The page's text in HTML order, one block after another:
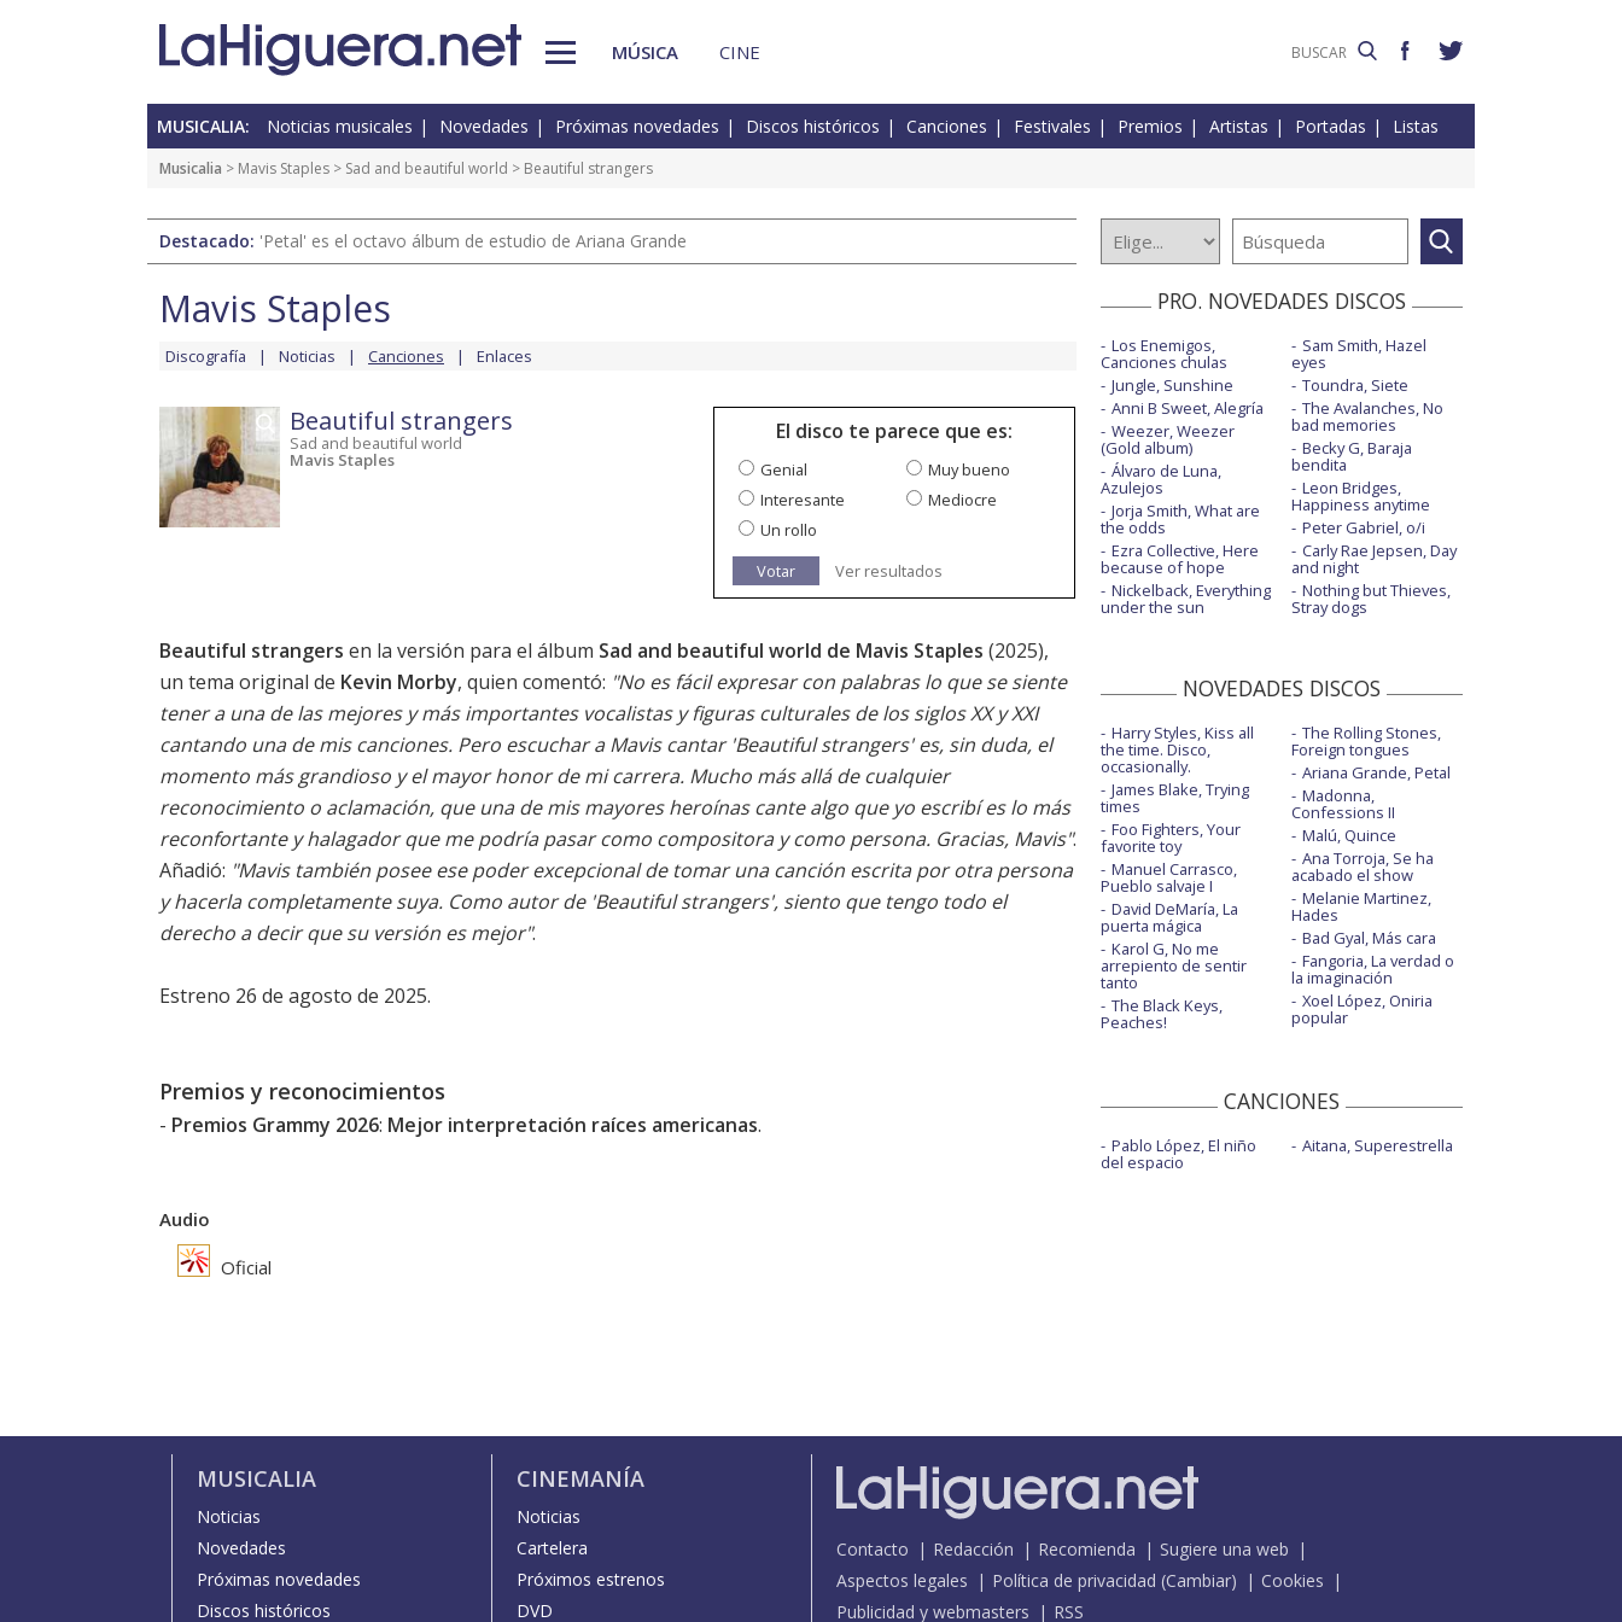
MÚSICA CINE
MUSICALIA: Noticias musicales Novedades Próximas novedades Discos históricos Canciones Festivales Premios Artistas Portadas Listas
Musicalia > Mavis Staples > Sad and beautiful world > Beautiful strangers
Destacado: 'Petal' es el octavo álbum de estudio de Ariana Grande
Mavis Staples
Discografía Noticias Canciones Enlaces
Beautiful strangers
Sad and beautiful world
Mavis Staples
El disco te parece que es:
Genial
Muy bueno
Interesante
Mediocre
Un rollo
Votar
Ver resultados
Beautiful strangers en la versión para el álbum Sad and beautiful world de Mavis Staples (2025),
un tema original de Kevin Morby, quien comentó: "No es fácil expresar con palabras lo que se siente
tener a una de las mejores y más importantes vocalistas y figuras culturales de los siglos XX y XXI
cantando una de mis canciones. Pero escuchar a Mavis cantar 'Beautiful strangers' es, sin duda, el
momento más grandioso y el mayor honor de mi carrera. Mucho más allá de cualquier
reconocimiento o aclamación, que una de mis mayores heroínas cante algo que yo escribí es lo más
reconfortante y halagador que me podría pasar como compositora y como persona. Gracias, Mavis".
Añadió: "Mavis también posee ese poder excepcional de tomar una canción escrita por otra persona
y hacerla completamente suya. Como autor de 'Beautiful strangers', siento que tengo todo el
derecho a decir que su versión es mejor".
Estreno 26 de agosto de 2025.
Premios y reconocimientos
- Premios Grammy 2026: Mejor interpretación raíces americanas.
Audio
Oficial
PRO. NOVEDADES DISCOS
Los Enemigos,
Canciones chulas
Jungle, Sunshine
Anni B Sweet, Alegría
Weezer, Weezer
(Gold album)
Álvaro de Luna,
Azulejos
Jorja Smith, What are
the odds
Ezra Collective, Here
because of hope
Nickelback, Everything
under the sun
Sam Smith, Hazel
eyes
Toundra, Siete
The Avalanches, No
bad memories
Becky G, Baraja
bendita
Leon Bridges,
Happiness anytime
Peter Gabriel, o/i
Carly Rae Jepsen, Day
and night
Nothing but Thieves,
Stray dogs
NOVEDADES DISCOS
Harry Styles, Kiss all
the time. Disco,
occasionally.
James Blake, Trying
times
Foo Fighters, Your
favorite toy
Manuel Carrasco,
Pueblo salvaje I
David DeMaría, La
puerta mágica
Karol G, No me
arrepiento de sentir
tanto
The Black Keys,
Peaches!
The Rolling Stones,
Foreign tongues
Ariana Grande, Petal
Madonna,
Confessions II
Malú, Quince
Ana Torroja, Se ha
acabado el show
Melanie Martinez,
Hades
Bad Gyal, Más cara
Fangoria, La verdad o
la imaginación
Xoel López, Oniria
popular
CANCIONES
Pablo López, El niño
del espacio
Aitana, Superestrella
MUSICALIA
Noticias
Novedades
Próximas novedades
Discos históricos
CINEMANÍA
Noticias
Cartelera
Próximos estrenos
DVD
Contacto Redacción Recomienda
Sugiere una web
Aspectos legales
Política de privacidad (Cambiar)
Cookies
Publicidad y webmasters
RSS